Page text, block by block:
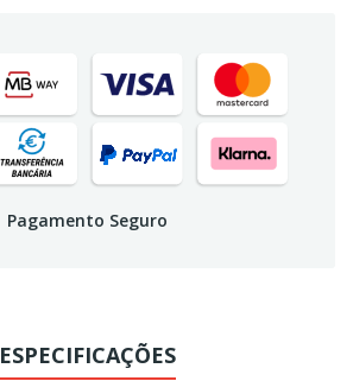
Pagamento Seguro
ESPECIFICAÇÕES